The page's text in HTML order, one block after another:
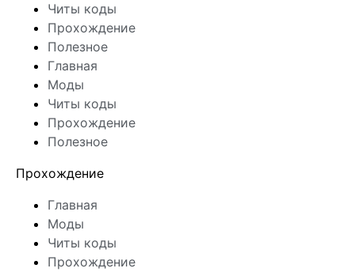
Читы коды
Прохождение
Полезное
Главная
Моды
Читы коды
Прохождение
Полезное
Прохождение
Главная
Моды
Читы коды
Прохождение